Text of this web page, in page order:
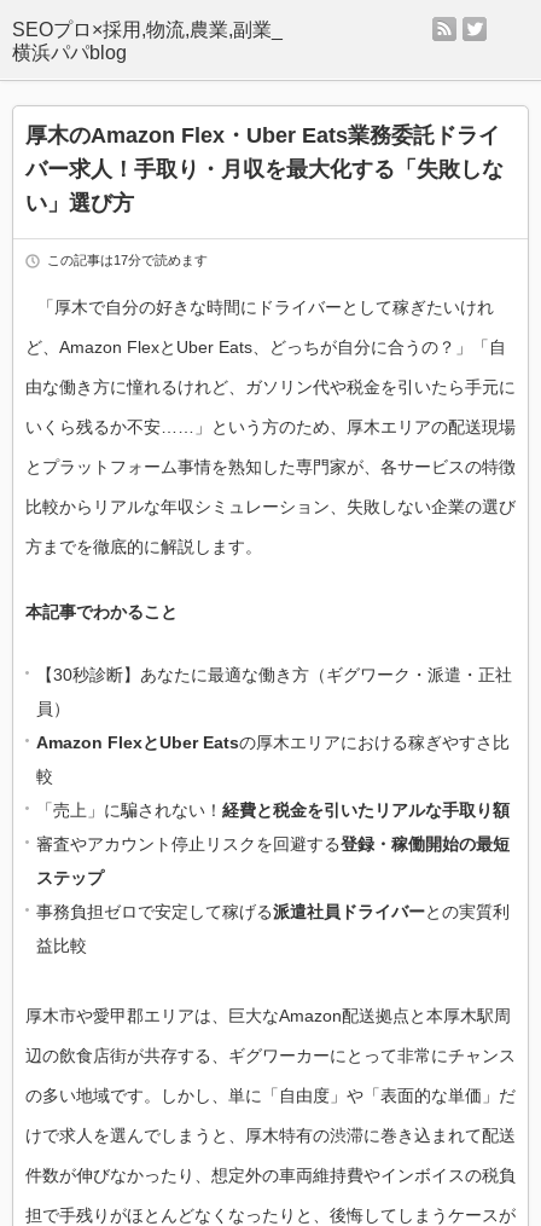
SEOプロ×採用,物流,農業,副業_
横浜パパblog
rss
厚木のAmazon Flex・Uber Eats業務委託ドライ
バー求人！手取り・月収を最大化する「失敗しな
い」選び方
この記事は17分で読めます
「厚木で自分の好きな時間にドライバーとして稼ぎたいけれ
ど、Amazon FlexとUber Eats、どっちが自分に合うの？」「自
由な働き方に憧れるけれど、ガソリン代や税金を引いたら手元に
いくら残るか不安……」という方のため、厚木エリアの配送現場
とプラットフォーム事情を熟知した専門家が、各サービスの特徴
比較からリアルな年収シミュレーション、失敗しない企業の選び
方までを徹底的に解説します。
本記事でわかること
【30秒診断】あなたに最適な働き方（ギグワーク・派遣・正社
員）
Amazon FlexとUber Eatsの厚木エリアにおける稼ぎやすさ比
較
「売上」に騙されない！ 経費と税金を引いたリアルな手取り額
審査やアカウント停止リスクを回避する登録・稼働開始の最短
ステップ
事務負担ゼロで安定して稼げる派遣社員ドライバーとの実質利
益比較
厚木市や愛甲郡エリアは、巨大なAmazon配送拠点と本厚木駅周
辺の飲食店街が共存する、ギグワーカーにとって非常にチャンス
の多い地域です。しかし、単に「自由度」や「表面的な単価」だ
けで求人を選んでしまうと、厚木特有の渋滞に巻き込まれて配送
件数が伸びなかったり、想定外の車両維持費やインボイスの税負
担で手残りがほとんどなくなったりと、後悔してしまうケースが